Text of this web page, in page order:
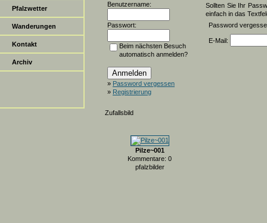
Pfalzwetter
Wanderungen
Kontakt
Archiv
Benutzername:
Passwort:
Beim nächsten Besuch
automatisch anmelden?
» Password vergessen
» Registrierung
Zufallsbild
Pilze~001
Kommentare: 0
pfalzbilder
Sollten Sie Ihr
einfach in das
Password
E-Mail: